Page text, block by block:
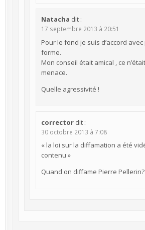
Natacha dit :
17 septembre 2013 à 20:51
Pour le fond je suis d’accord
forme.
Mon conseil était amical , ce
menace.
Quelle agressivité !
corrector dit :
30 octobre 2013 à 7:08
« la loi sur la diffamation a été
contenu »
Quand on diffame Pierre Pellerin?